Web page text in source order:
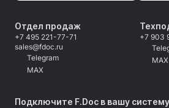
Подключите F.Doc в вашу систему
Отдел продаж
+7 495 221-77-71
sales@fdoc.ru
Telegram
MAX
+7 903
MAX